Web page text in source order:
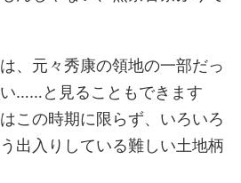
、元々秀康の領地の一部だっ
……と見ることもできます
この時期に限らず、いろいろ
出入りしている難しい土地柄